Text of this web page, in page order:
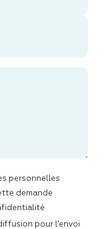
personnelles
demande
pour l’envoi